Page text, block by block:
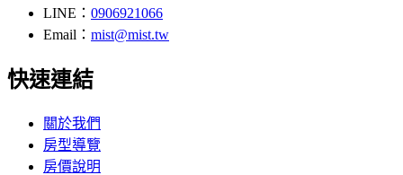
LINE： 0906921066
Email： mist@mist.tw
快速連結
關於我們
房型導覽
房價說明